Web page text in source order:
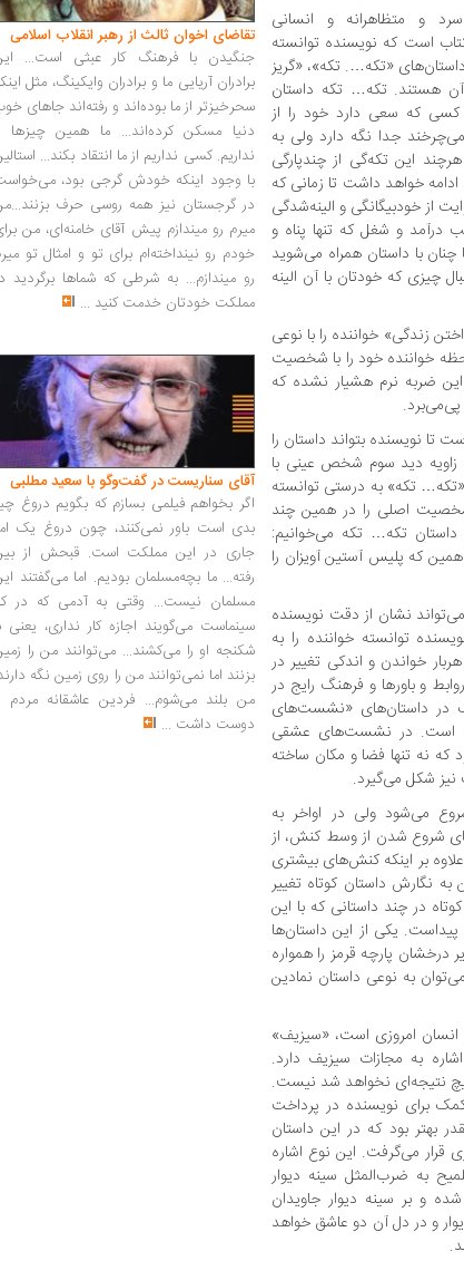
سرد و متظاهرانه و انسانی
است که نویسنده توانسته
داستان‌های «تکه…. تکه»، «گریز
آن هستند. تکه… تکه داستان
کسی که سعی دارد خود را از
جدا نگه دارد ولی به
این تکه‌گی از چندپارگی
خواهد داشت تا زمانی که
از خودبیگانگی و الینه‌شدگی
درآمد و شغل که تنها پناه و
با داستان همراه می‌شوید
چیزی که خودتان با آن الینه
زندگی» خواننده را با نوعی
خواننده خود را با شخصیت
ضربه نرم هشیار نشده که
تا نویسنده بتواند داستان را
زاویه دید سوم شخص عینی با
تکه» به ‌درستی توانسته
اصلی را در همین چند
تکه… تکه می‌خوانیم:
که پلیس آستین آویزان را
نشان از دقت نویسنده
توانسته خواننده را به
خواندن و اندکی تغییر در
و باورها و فرهنگ رایج در
در داستان‌های «نشست‌های
‌است. در نشست‌های عشقی
نه تنها فضا و مکان ساخته
شکل می‌گیرد.
می‌شود ولی در اواخر به
شروع شدن از وسط کنش، از
بر اینکه کنش‌های بیشتری
نگارش داستان کوتاه تغییر
در چند داستانی که با این
یکی از این داستان‌ها
پارچه قرمز را همواره
به ‌نوعی داستان نمادین
انسان امروزی است، «سیزیف»
به مجازات سیزیف دارد.
نتیجه‌ای نخواهد شد نیست.
برای نویسنده در پرداخت
بود که در این داستان
قرار می‌گرفت. این نوع اشاره
به ضرب‌المثل سینه دیوار
و بر سینه دیوار جاویدان
و در دل آن دو عاشق خواهد
تقاضای اخوان ثالث از رهبر انقلاب اسلامی
جنگیدن با فرهنگ کار عبثی است...
برادران آریایی ما و برادران وایکینگ، مثل
سحرخیزتر از ما بوده‌اند و رفته‌اند جاهای
دنیا مسکن کرده‌اند... ما همین چیزها
نداریم. کسی نداریم از ما انتقاد بکند...
با وجود اینکه خودش گرجی بود،
در گرجستان نیز همه روسی حرف
میرم رو میندازم پیش آقای خامنه‌ای، من
خودم رو نینداخته‌ام برای تو و امثال تو
رو میندازم... به شرطی که شماها برگردید
مملکت خودتان خدمت کنید ...
آقای سناریست در گفت‌وگو با سعید مطلبی
اگر بخواهم فیلمی بسازم که بگویم دروغ
بدی است باور نمی‌کنند، چون دروغ یک
جاری در این مملکت است. قبحش از
رفته... ما بچه‌مسلمان بودیم. اما می‌گفتند
مسلمان نیست... وقتی به آدمی که در
سینماست می‌گویند اجازه کار نداری، یعنی
شکنجه او را می‌کشند... می‌توانند من را
بزنند اما نمی‌توانند من را روی زمین نگه
من بلند می‌شوم... فردین عاشقانه مردم
دوست داشت ...